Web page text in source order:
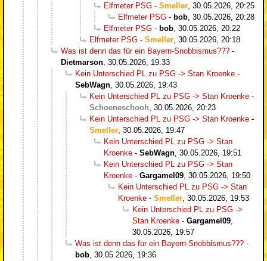
Elfmeter PSG - Smeller, 30.05.2026, 20:25
Elfmeter PSG - bob, 30.05.2026, 20:28
Elfmeter PSG - bob, 30.05.2026, 20:22
Elfmeter PSG - Smeller, 30.05.2026, 20:18
Was ist denn das für ein Bayern-Snobbismus??? -
Dietmarson, 30.05.2026, 19:33
Kein Unterschied PL zu PSG -> Stan Kroenke -
SebWagn, 30.05.2026, 19:43
Kein Unterschied PL zu PSG -> Stan Kroenke -
Schoeneschooh, 30.05.2026, 20:23
Kein Unterschied PL zu PSG -> Stan Kroenke -
Smeller, 30.05.2026, 19:47
Kein Unterschied PL zu PSG -> Stan
Kroenke - SebWagn, 30.05.2026, 19:51
Kein Unterschied PL zu PSG -> Stan
Kroenke - Gargamel09, 30.05.2026, 19:50
Kein Unterschied PL zu PSG -> Stan
Kroenke - Smeller, 30.05.2026, 19:53
Kein Unterschied PL zu PSG ->
Stan Kroenke - Gargamel09,
30.05.2026, 19:57
Was ist denn das für ein Bayern-Snobbismus??? -
bob, 30.05.2026, 19:36